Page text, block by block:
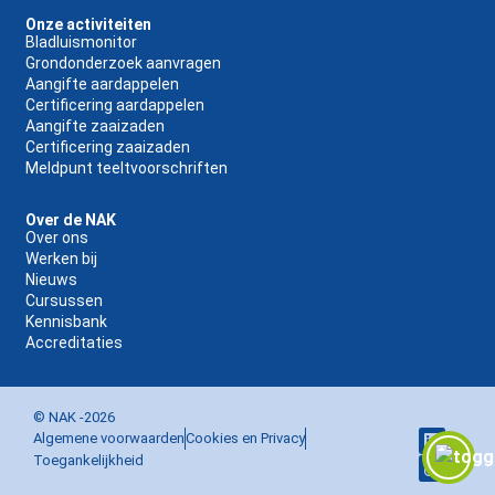
Onze activiteiten
Bladluismonitor
Grondonderzoek aanvragen
Aangifte aardappelen
Certificering aardappelen
Aangifte zaaizaden
Certificering zaaizaden
Meldpunt teeltvoorschriften
Over de NAK
Over ons
Werken bij
Nieuws
Cursussen
Kennisbank
Accreditaties
© NAK -2026
Algemene voorwaardenCookies en Privacy
Toegankelijkheid